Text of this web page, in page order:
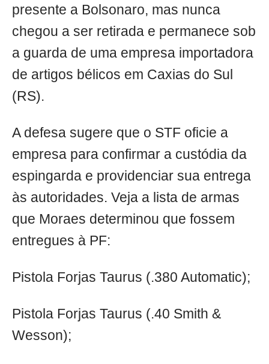
presente a Bolsonaro, mas nunca
chegou a ser retirada e permanece sob
a guarda de uma empresa importadora
de artigos bélicos em Caxias do Sul
(RS).
A defesa sugere que o STF oficie a
empresa para confirmar a custódia da
espingarda e providenciar sua entrega
às autoridades. Veja a lista de armas
que Moraes determinou que fossem
entregues à PF:
Pistola Forjas Taurus (.380 Automatic);
Pistola Forjas Taurus (.40 Smith &
Wesson);